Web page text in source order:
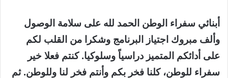
أبنائي سفراء الوطن الحمد لله على سلامة الوصول
وألف مبروك اجتياز البرنامج وشكرا من القلب لكم
على أدائكم المتميز دراسياً وسلوكيا. كنتم فعلا خير
سفراء للوطن، كلنا فخر بكم وأنتم فخر لنا وللوطن. ثم